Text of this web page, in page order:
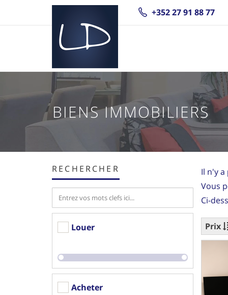
+352 27 91 88 77
BIENS IMMOBILIERS
RECHERCHER
Louer
Acheter
Il n'y
Vous
Ci-
Prix